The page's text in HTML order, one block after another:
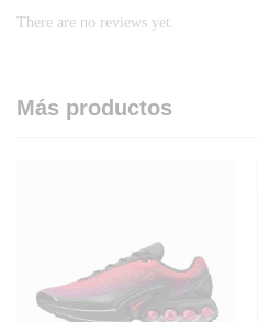
There are no reviews yet.
Más productos